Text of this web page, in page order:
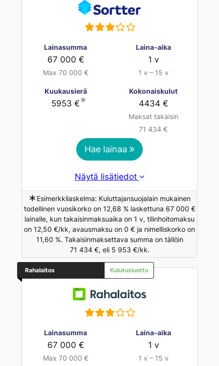
Lainasumma
67 000 €
Max 70 000 €
Laina-aika
1 v
1 v – 15 v
Kuukausierä
5953 €∗
Kokonaiskulut
4434 €
Maksat takaisin
71 434 €
Hae lainaa
Näytä lisätiedot
∗ Esimerkkilaskelma: Kuluttajansuojalain mukainen
todellinen vuosikorko on 12,68 % laskettuna 67 000 €
lainalle, kun takaisinmaksuaika on 1 v, tilinhoitomaksu
on 12,50 €/kk, avausmaksu on 0 € ja nimelliskorko on
11,60 %. Takaisinmaksettava summa on tällöin
71 434 €, eli 5 953 €/kk.
Rahalaitos Kulutusluotto
Lainasumma
67 000 €
Max 70 000 €
Laina-aika
1 v
1 v – 15 v